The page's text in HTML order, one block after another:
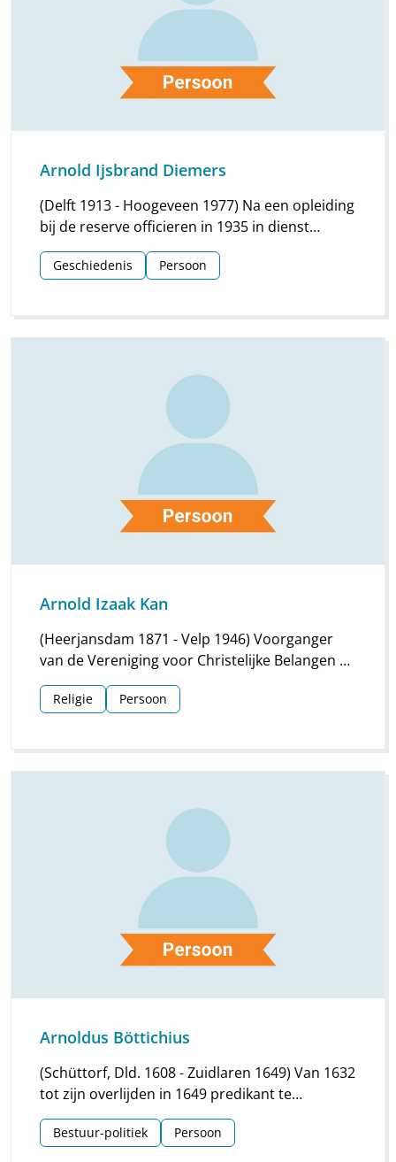
Arnold Ijsbrand Diemers
(Delft 1913 - Hoogeveen 1977) Na een opleiding
bij de reserve officieren in 1935 in dienst
gekomen als administrateur van het joods
vluchtelingenkamp Heijplaat bij Pernis.
Geschiedenis Persoon
Arnold Izaak Kan
(Heerjansdam 1871 - Velp 1946) Voorganger
van de Vereniging voor Christelijke Belangen en
de rechtzinnige Kapelgemeente aan de
Oosterhoutstraat in Assen van 1905-1921.
Religie Persoon
Arnoldus Böttichius
(Schüttorf, Dld. 1608 - Zuidlaren 1649) Van 1632
tot zijn overlijden in 1649 predikant te
Zuidlaren.
Bestuur-politiek Persoon